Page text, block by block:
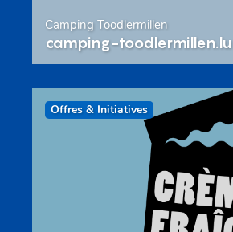
Camping Toodlermillen
camping-toodlermillen.lu
Offres & Initiatives